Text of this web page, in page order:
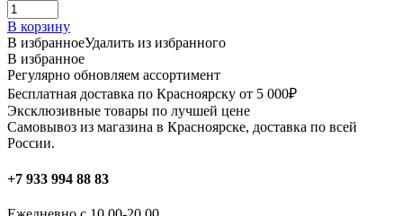
В корзину
В избранноеУдалить из избранного
В избранное
Регулярно обновляем ассортимент
Бесплатная доставка по Красноярску от 5 000₽
Эксклюзивные товары по лучшей цене
Самовывоз из магазина в Красноярске, доставка по всей
России.
+7 933 994 88 83